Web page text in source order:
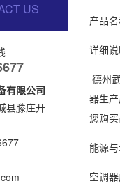
US
有限公司
县滕庄开
产品
详细说
德州
器生
您购
能源
空调